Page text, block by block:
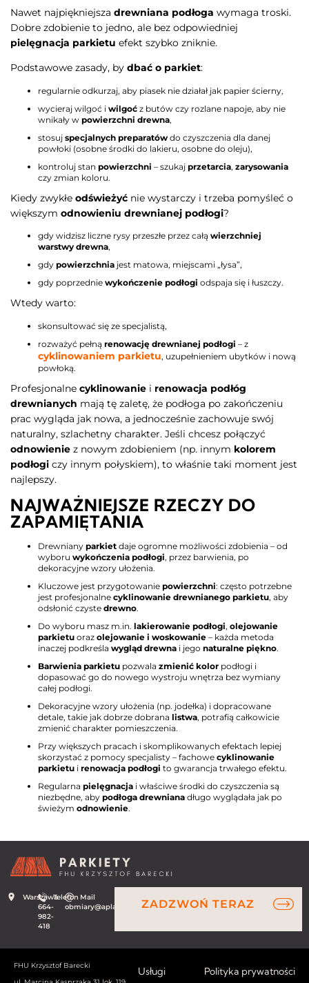
Nawet najpiękniejsza drewniana podłoga wymaga troski.
Dobre zdobienie to jedno, ale bez odpowiedniej
pielęgnacja parkietu efekt szybko zniknie.
Podstawowe zasady, by dbać o parkiet:
regularnie odkurzaj, aby piasek nie działał jak papier ścierny,
wycieraj wilgoć i wilgoć z butów czy rozlane napoje, aby nie
wnikały w powierzchni drewna,
stosuj specjalnych preparatów do czyszczenia dla danej
powłoki (osobne środki do lakieru, osobne do oleju),
kontroluj stan powierzchni – szukaj przetarcia, zarysowania
czy zmian koloru.
Kiedy zwykłe odświeżyć nie wystarczy i trzeba pomyśleć o
większym odnowieniu drewnianej podłogi?
gdy widzisz liczne rysy przeszłe przez całą wierzchniej
warstwy drewna,
gdy powierzchnia jest matowa, miejscami „łysa”,
gdy poprzednie wykończenie podłogi odspaja się i łuszczy.
Wtedy warto:
skonsultować się ze specjalistą,
rozważyć pełną renowację drewnianej podłogi – z
cyklinowaniem parkietu, uzupełnieniem ubytków i nową
powłoką.
Profesjonalne cyklinowanie i renowacja podłóg
drewnianych mają tę zaletę, że podłoga po zakończeniu
prac wygląda jak nowa, a jednocześnie zachowuje swój
naturalny, szlachetny charakter. Jeśli chcesz połączyć
odnowienie z nowym zdobieniem (np. innym kolorem
podłogi czy innym połyskiem), to właśnie taki moment jest
najlepszy.
NAJWAŻNIEJSZE RZECZY DO
ZAPAMIĘTANIA
Drewniany parkiet daje ogromne możliwości zdobienia – od
wyboru wykończenia podłogi, przez barwienia, po
dekoracyjne wzory ułożenia.
Kluczowe jest przygotowanie powierzchni: często potrzebne
jest profesjonalne cyklinowanie drewnianego parkietu, aby
odsłonić czyste drewno.
Do wyboru masz m.in. lakierowanie podłogi, olejowanie
parkietu oraz olejowanie i woskowanie – każda metoda
inaczej podkreśla wygląd drewna i jego naturalne piękno.
Barwienia parkietu pozwala zmienić kolor podłogi i
dopasować go do nowego wystroju wnętrza bez wymiany
całej podłogi.
Dekoracyjne wzory ułożenia (np. jodełka) i dopracowane
detale, takie jak dobrze dobrana listwa, potrafią całkowicie
zmienić charakter pomieszczenia.
Przy większych pracach i skomplikowanych efektach lepiej
skorzystać z pomocy specjalisty – fachowe cyklinowanie
parkietu i renowacja podłogi to gwarancja trwałego efektu.
Regularna pielęgnacja i właściwe środki do czyszczenia są
niezbędne, aby podłoga drewniana długo wyglądała jak po
świeżym odnowienie.
WarszawaTelefon
664-
982-
418
Mail
obmiary@aplauz.net.plZADZWOŃ TERAZ
FHU Krzysztof Barecki
Usługi
Polityka prywatności